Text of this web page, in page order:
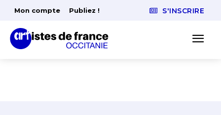
Mon compte Publiez ! S'INSCRIRE